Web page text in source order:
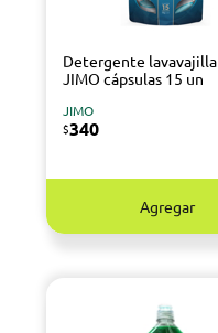
Detergente lavavajilla
JIMO cápsulas 15 un
JIMO
$340
Agregar